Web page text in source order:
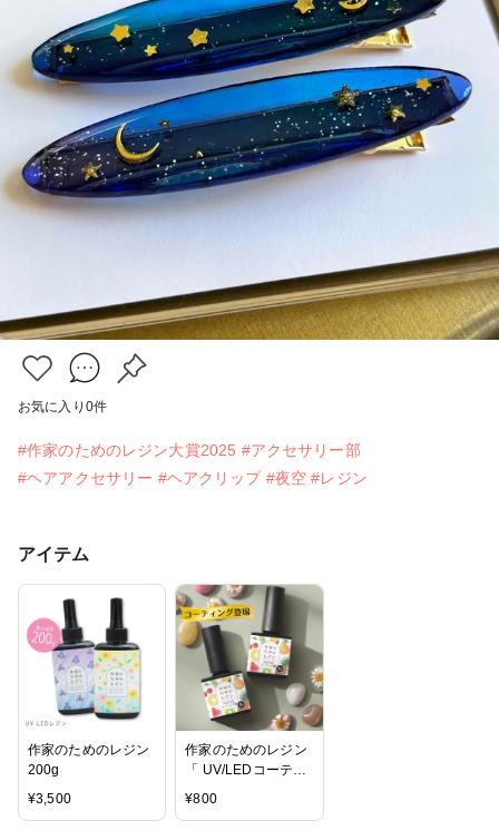
お気に入り 0件
#作家のためのレジン大賞2025 #アクセサリー部
#ヘアアクセサリー #ヘアクリップ #夜空 #レジン
アイテム
作家のためのレジン
200g
¥3,500
作家のためのレジン
「 UV/LEDコーティ
ング液 8g 」1本
¥800